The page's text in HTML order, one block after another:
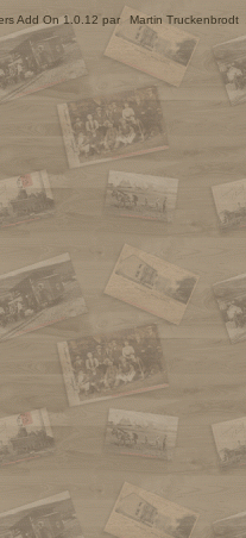
Add On 1.0.12 par Martin Truckenbrodt